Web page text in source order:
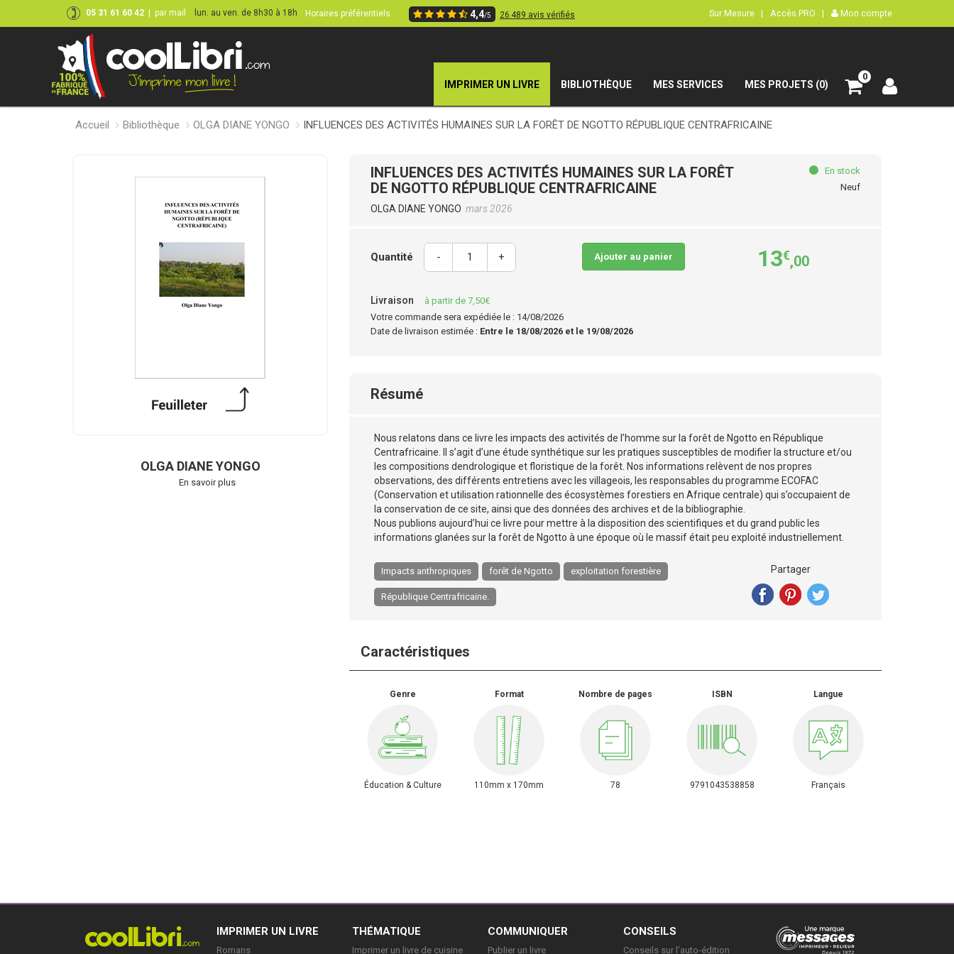
05 31 61 60 42 par mail lun. au ven. de 8h30 à 18h Horaires préférentiels 4,4/5 26 489 avis vérifiés Sur Mesure | Accès PRO | Mon compte
IMPRIMER UN LIVRE BIBLIOTHÈQUE MES SERVICES MES PROJETS (0)
0
Accueil Bibliothèque OLGA DIANE YONGO INFLUENCES DES ACTIVITÉS HUMAINES SUR LA FORÊT DE NGOTTO RÉPUBLIQUE CENTRAFRICAINE
OLGA DIANE YONGO
En savoir plus
INFLUENCES DES ACTIVITÉS HUMAINES SUR LA FORÊT
DE NGOTTO RÉPUBLIQUE CENTRAFRICAINE
OLGA DIANE YONGO mars 2026
En stock
Neuf
Quantité - + Ajouter au panier 13€,00
Livraison
à partir de 7,50€
Votre commande sera expédiée le : 14/08/2026
Date de livraison estimée : Entre le 18/08/2026 et le 19/08/2026
Résumé
Nous relatons dans ce livre les impacts des activités de l’homme sur la forêt de Ngotto en République
Centrafricaine. Il s’agit d’une étude synthétique sur les pratiques susceptibles de modifier la structure et/ou
les compositions dendrologique et floristique de la forêt. Nos informations relèvent de nos propres
observations, des différents entretiens avec les villageois, les responsables du programme ECOFAC
(Conservation et utilisation rationnelle des écosystèmes forestiers en Afrique centrale) qui s’occupaient de
la conservation de ce site, ainsi que des données des archives et de la bibliographie.
Nous publions aujourd’hui ce livre pour mettre à la disposition des scientifiques et du grand public les
informations glanées sur la forêt de Ngotto à une époque où le massif était peu exploité industriellement.
Impacts anthropiques forêt de Ngotto exploitation forestière
République Centrafricaine.
Partager
Caractéristiques
Genre
Éducation & Culture
Format
110mm x 170mm
Nombre de pages
78
ISBN
9791043538858
Langue
Français
IMPRIMER UN LIVRE
Romans
THÉMATIQUE
Imprimer un livre de cuisine
COMMUNIQUER
Publier un livre
CONSEILS
Conseils sur l’auto-édition